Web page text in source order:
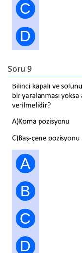
C
D
Soru 9
A
B
C
D